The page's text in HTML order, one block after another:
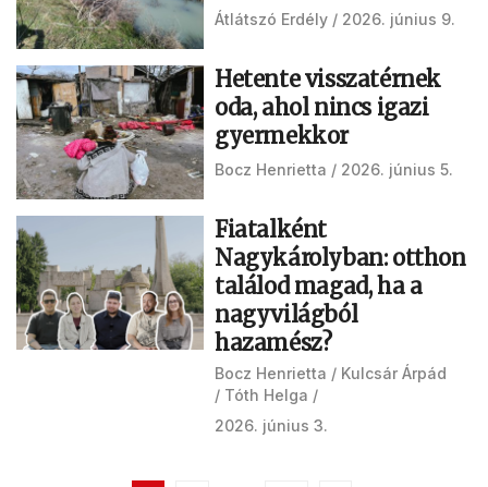
Átlátszó Erdély 2026. június 9.
Hetente visszatérnek
oda, ahol nincs igazi
gyermekkor
Bocz Henrietta 2026. június 5.
Fiatalként
Nagykárolyban: otthon
találod magad, ha a
nagyvilágból
hazamész?
Bocz Henrietta
Kulcsár Árpád
Tóth Helga
2026. június 3.